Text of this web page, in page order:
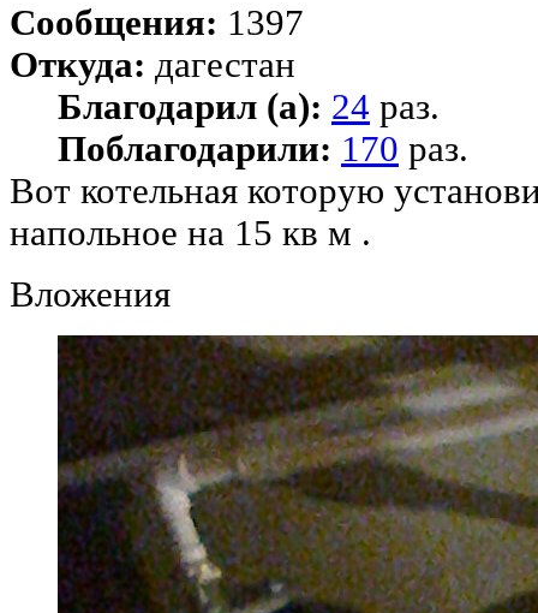
Сообщения: 1397
Откуда: дагестан
Благодарил (а): 24 раз.
Поблагодарили: 170 раз.
Вот котельная которую
напольное на 15 кв м .
Вложения